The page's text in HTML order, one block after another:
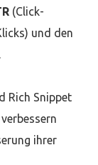
(Click-
und den
Rich Snippet
ihrer